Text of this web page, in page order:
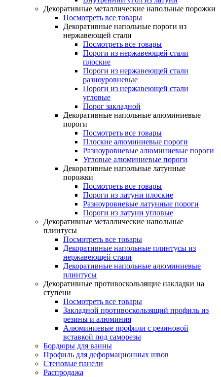
Декоративные металлические напольные порожки
Посмотреть все товары
Декоративные напольные пороги из
нержавеющей стали
Посмотреть все товары
Пороги из нержавеющей стали
плоские
Пороги из нержавеющей стали
разноуровневые
Пороги из нержавеющей стали
угловые
Порог закладной
Декоративные напольные алюминиевые
пороги
Посмотреть все товары
Плоские алюминиевые пороги
Разноуровневые алюминиевые пороги
Угловые алюминиевые пороги
Декоративные напольные латунные
порожки
Посмотреть все товары
Пороги из латуни плоские
Разноуровневые латунные пороги
Пороги из латуни угловые
Декоративные металлические напольные
плинтусы
Посмотреть все товары
Декоративные напольные плинтусы из
нержавеющей стали
Декоративные напольные алюминиевые
плинтусы
Декоративные противоскользящие накладки на
ступени
Посмотреть все товары
Закладной противоскользящий профиль из
резины и алюминия
Алюминиевые профили с резиновой
вставкой под саморезы
Бордюры для ванны
Профиль для деформационных швов
Стеновые панели
Распродажа